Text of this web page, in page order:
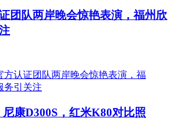
团队两岸晚会惊艳表演，福州欣
康D300S，红米K80对比照